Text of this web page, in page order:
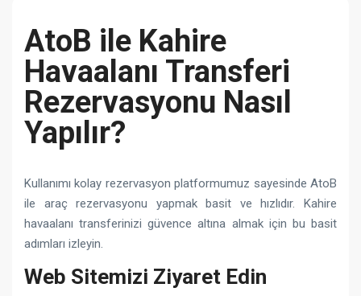
AtoB ile Kahire
Havaalanı Transferi
Rezervasyonu Nasıl
Yapılır?
Kullanımı kolay rezervasyon platformumuz sayesinde AtoB
ile araç rezervasyonu yapmak basit ve hızlıdır. Kahire
havaalanı transferinizi güvence altına almak için bu basit
adımları izleyin.
Web Sitemizi Ziyaret Edin